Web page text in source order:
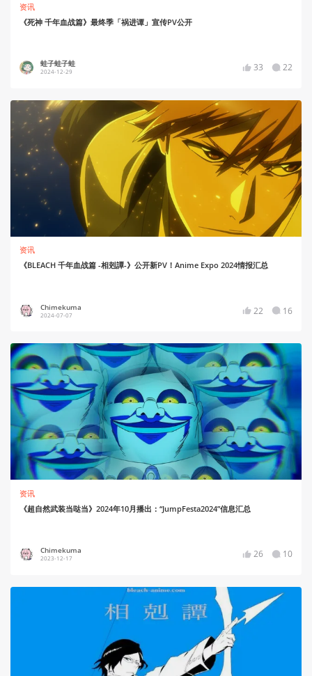
资讯
《死神 千年血战篇》最终季「祸进谭」宣传PV公开
蛙子蛙子蛙
2024-12-29 33 22
资讯
《BLEACH 千年血战篇 -相剋譚-》公开新PV！Anime Expo 2024情报汇总
Chimekuma
2024-07-07 22 16
资讯
《超自然武装当哒当》2024年10月播出：“JumpFesta2024”信息汇总
Chimekuma
2023-12-17 26 10